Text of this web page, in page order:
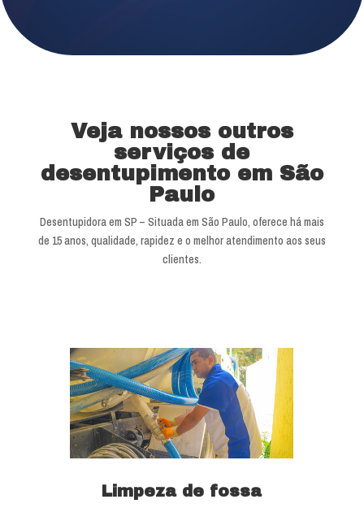
Veja nossos outros
serviços de
desentupimento em São
Paulo
Desentupidora em SP – Situada em São Paulo, oferece há mais
de 15 anos, qualidade, rapidez e o melhor atendimento aos seus
clientes.
Limpeza de fossa